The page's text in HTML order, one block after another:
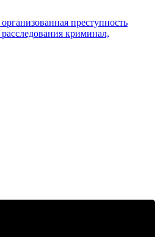
организованная преступность
расследования криминал,